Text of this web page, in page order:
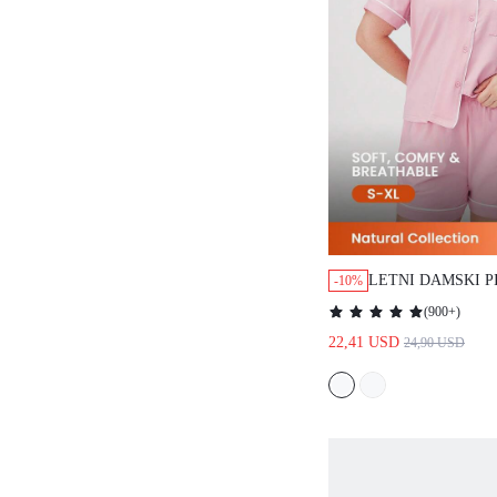
-10% LETNI DAMSKI
DOMOWY W
JASNORÓŻOWYM,
BAWEŁNA, BASIC,
KIESZENIAMI,
(900+)
22,41 USD 24,90 USD